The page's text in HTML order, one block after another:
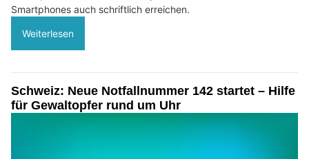
Smartphones auch schriftlich erreichen.
Weiterlesen
Schweiz: Neue Notfallnummer 142 startet – Hilfe
für Gewaltopfer rund um Uhr